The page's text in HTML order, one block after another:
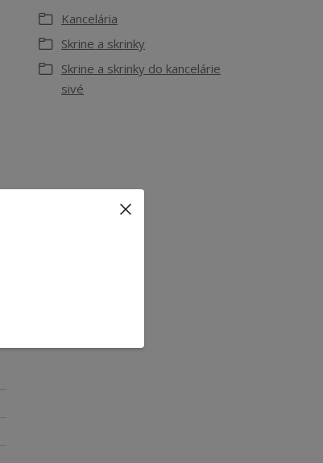
Kancelária
Skrine a skrinky
Skrine a skrinky do kancelárie
sivé